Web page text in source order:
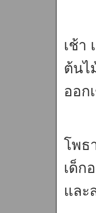
อีก
เช้า
ต้นไ
ออก
ระ
โพธ
เด็ก
และ